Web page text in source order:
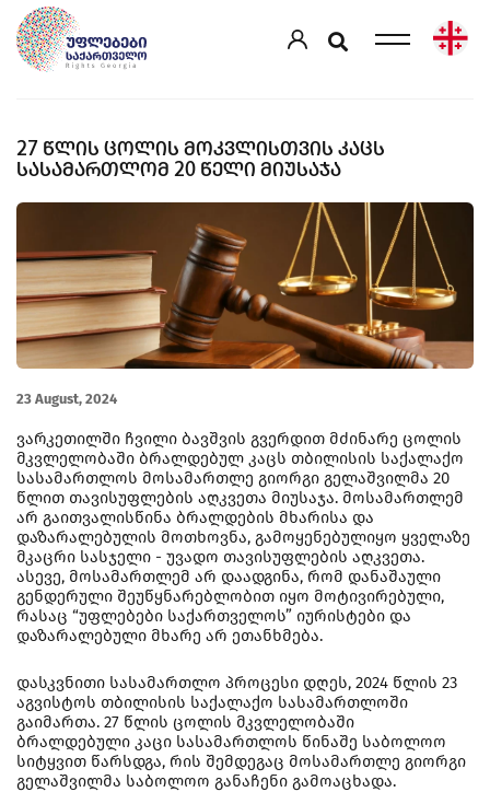
27 ᲬᲚᲘᲡ ᲪᲝᲚᲘᲡ ᲛᲝᲙᲕᲚᲘᲡᲗᲕᲘᲡ ᲙᲐᲪᲡ
ᲡᲐᲡᲐᲛᲐᲠᲗᲚᲝᲛ 20 ᲬᲔᲚᲘ ᲛᲘᲣᲡᲐᲯᲐ
23 August, 2024
ვარკეთილში ჩვილი ბავშვის გვერდით მძინარე ცოლის
მკვლელობაში ბრალდებულ კაცს თბილისის საქალაქო
სასამართლოს მოსამართლე გიორგი გელაშვილმა 20
წლით თავისუფლების აღკვეთა მიუსაჯა. მოსამართლემ
არ გაითვალისწინა ბრალდების მხარისა და
დაზარალებულის მოთხოვნა, გამოყენებულიყო ყველაზე
მკაცრი სასჯელი - უვადო თავისუფლების აღკვეთა.
ასევე, მოსამართლემ არ დაადგინა, რომ დანაშაული
გენდერული შეუწყნარებლობით იყო მოტივირებული,
რასაც “უფლებები საქართველოს” იურისტები და
დაზარალებული მხარე არ ეთანხმება.
დასკვნითი სასამართლო პროცესი დღეს, 2024 წლის 23
აგვისტოს თბილისის საქალაქო სასამართლოში
გაიმართა. 27 წლის ცოლის მკვლელობაში
ბრალდებული კაცი სასამართლოს წინაშე საბოლოო
სიტყვით წარსდგა, რის შემდეგაც მოსამართლე გიორგი
გელაშვილმა საბოლოო განაჩენი გამოაცხადა.